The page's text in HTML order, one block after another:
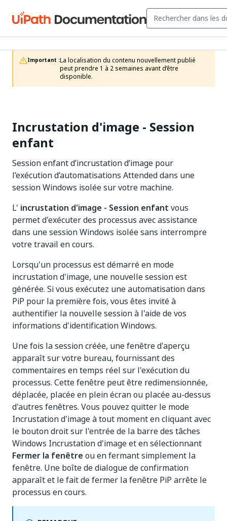
Important :La localisation du contenu nouvellement publié
peut prendre 1 à 2 semaines avant d’être
disponible.
Incrustation d'image - Session
enfant
Session enfant d’incrustation d’image pour
l’exécution d’automatisations Attended dans une
session Windows isolée sur votre machine.
L' incrustation d'image - Session enfant vous
permet d'exécuter des processus avec assistance
dans une session Windows isolée sans interrompre
votre travail en cours.
Lorsqu'un processus est démarré en mode
incrustation d'image, une nouvelle session est
générée. Si vous exécutez une automatisation dans
PiP pour la première fois, vous êtes invité à
authentifier la nouvelle session à l'aide de vos
informations d'identification Windows.
Une fois la session créée, une fenêtre d'aperçu
apparaît sur votre bureau, fournissant des
commentaires en temps réel sur l'exécution du
processus. Cette fenêtre peut être redimensionnée,
déplacée, placée en plein écran ou placée au-dessus
d'autres fenêtres. Vous pouvez quitter le mode
Incrustation d'image à tout moment en cliquant avec
le bouton droit sur l'entrée de la barre des tâches
Windows Incrustation d'image et en sélectionnant
Fermer la fenêtre ou en fermant simplement la
fenêtre. Une boîte de dialogue de confirmation
apparaît et le fait de fermer la fenêtre PiP arrête le
processus en cours.